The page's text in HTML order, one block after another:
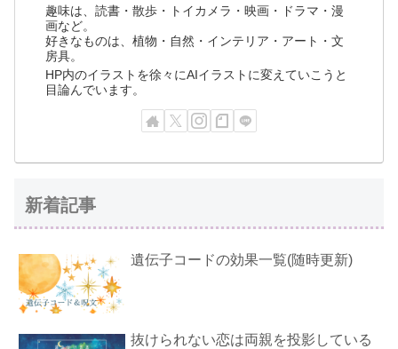
趣味は、読書・散歩・トイカメラ・映画・ドラマ・漫
画など。
好きなものは、植物・自然・インテリア・アート・文
房具。
HP内のイラストを徐々にAIイラストに変えていこうと
目論んでいます。
新着記事
遺伝子コードの効果一覧(随時更新)
抜けられない恋は両親を投影している